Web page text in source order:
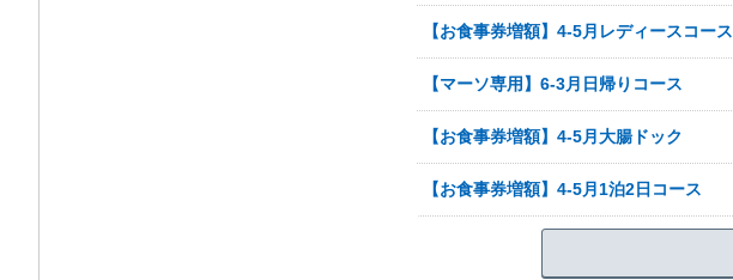
【お食事券増額】4-5月レディースコース
【マーソ専用】6-3月日帰りコース
【お食事券増額】4-5月大腸ドック
【お食事券増額】4-5月1泊2日コース